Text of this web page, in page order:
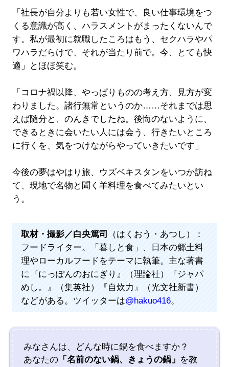
「社長が自分よりも若い女性で、良い仕事環境をつ
くる意識が高く、ハラスメントがまったくないんで
す。私が最初に就職したころはもう、セクハラやパ
ワハラだらけで、それが当たり前で。今、とても快
適」とほほ笑む。
「コロナ禍以降、やっぱりものの考え方、見方が変
わりました。諸行無常というのか……それまでは思
えば随分と、のんきでしたね。後悔のないように、
できるときに会いたい人には会う、行きたいところ
に行くを、気をつけながらやっていきたいです」
今後の夢はやはり旅、ウズベキスタンをいつか訪ね
て、現地で名物と聞く羊料理を食べてみたいとい
う。
取材・撮影／白央篤司
（はくおう・あつし）：
フードライター。「暮しと食」、日本の郷土料
理やローカルフードをテーマに執筆。主な著書
に『にっぽんのおにぎり』（理論社）『ジャパ
めし。』（集英社）『自炊力』（光文社新書）
などがある。ツイッターは@hakuo416。
みなさんは、どんな時に鍋を食べますか？
あなたの「名前のない鍋、きょうの鍋」 を教